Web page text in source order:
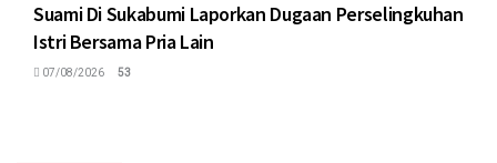
Suami Di Sukabumi Laporkan Dugaan Perselingkuhan
Istri Bersama Pria Lain
07/08/2026 53